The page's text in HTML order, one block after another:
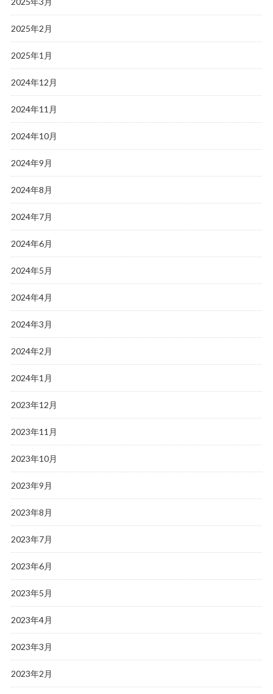
2025年2月
2025年1月
2024年12月
2024年11月
2024年10月
2024年9月
2024年8月
2024年7月
2024年6月
2024年5月
2024年4月
2024年3月
2024年2月
2024年1月
2023年12月
2023年11月
2023年10月
2023年9月
2023年8月
2023年7月
2023年6月
2023年5月
2023年4月
2023年3月
2023年2月